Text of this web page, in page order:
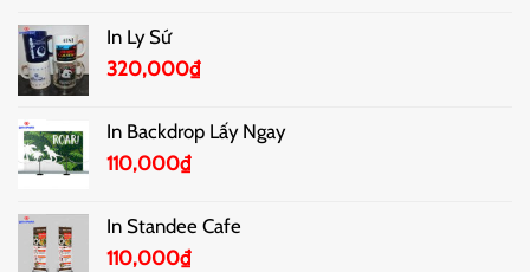
In Ly Sứ
320,000₫
In Backdrop Lấy Ngay
110,000₫
In Standee Cafe
110,000₫